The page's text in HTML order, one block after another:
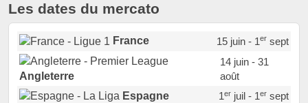
Les dates du mercato
France 15 juin - 1ersept
Angleterre
14 juin - 31
août
Espagne
1erjuil - 1ersept